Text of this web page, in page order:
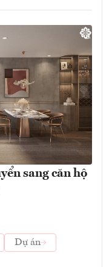
sang căn hộ
Dự án